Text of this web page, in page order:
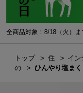
全商品対象！8/18（火）ま
トップ 住 イン
の
ひんやり塩まく